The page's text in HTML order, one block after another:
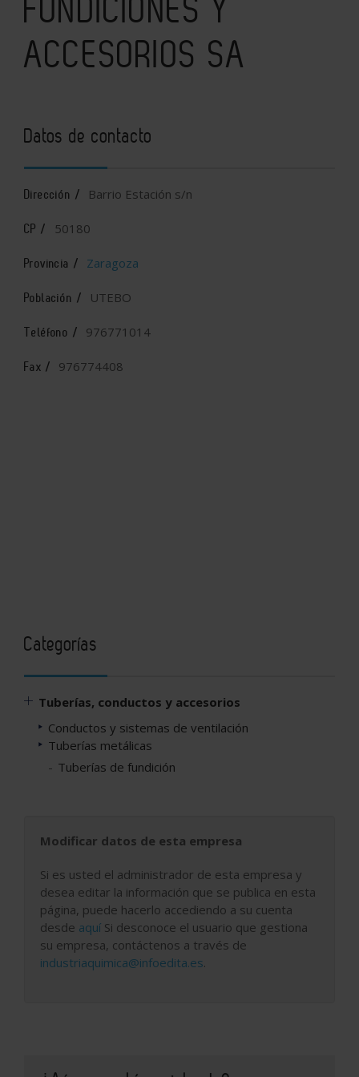
FUNDICIONES Y
ACCESORIOS SA
Datos de contacto
Dirección / Barrio Estación s/n
CP / 50180
Provincia / Zaragoza
Población / UTEBO
Teléfono / 976771014
Fax / 976774408
Categorías
Tuberías, conductos y accesorios
Conductos y sistemas de ventilación
Tuberías metálicas
Tuberías de fundición
Modificar datos de esta empresa
Si es usted el administrador de esta empresa y
desea editar la información que se publica en esta
página, puede hacerlo accediendo a su cuenta
desde aquí Si desconoce el usuario que gestiona
su empresa, contáctenos a través de
industriaquimica@infoedita.es.